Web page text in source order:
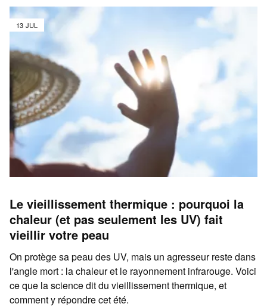
13 JUL
Le vieillissement thermique : pourquoi la
chaleur (et pas seulement les UV) fait
vieillir votre peau
On protège sa peau des UV, mais un agresseur reste dans
l'angle mort : la chaleur et le rayonnement infrarouge. Voici
ce que la science dit du vieillissement thermique, et
comment y répondre cet été.